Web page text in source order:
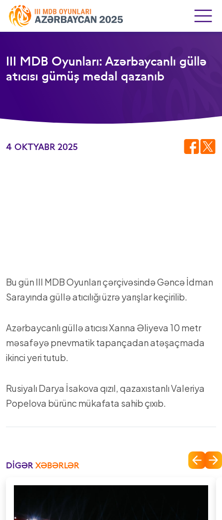
III MDB Oyunları: Azərbaycanlı güllə
atıcısı gümüş medal qazanıb
4 OKTYABR 2025
Bu gün III MDB Oyunları çərçivəsində Gəncə İdman
Sarayında güllə atıcılığı üzrə yarışlar keçirilib.
Azərbaycanlı güllə atıcısı Xanna Əliyeva 10 metr
məsafəyə pnevmatik tapançadan atəşaçmada
ikinci yeri tutub.
Rusiyalı Darya İsakova qızıl, qazaxıstanlı Valeriya
Popelova bürünc mükafata sahib çıxıb.
DIGƏRXƏBƏRLƏR